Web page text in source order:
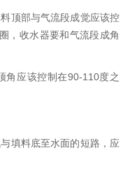
顶部与气流段成觉应该控
，收水器要和气流段成角
应该控制在90-110度之
填料底至水面的短路，应